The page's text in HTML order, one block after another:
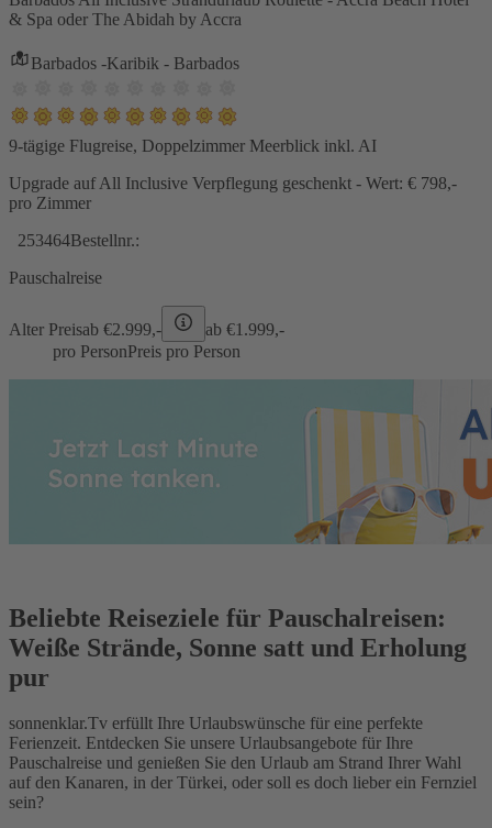
& Spa oder The Abidah by Accra
Barbados -Karibik - Barbados
9-tägige Flugreise, Doppelzimmer Meerblick inkl. AI
Upgrade auf All Inclusive Verpflegung geschenkt - Wert: € 798,-
pro Zimmer
253464Bestellnr.:
Pauschalreise
Alter Preisab €2.999,- ab €1.999,-
pro PersonPreis pro Person
Beliebte Reiseziele für Pauschalreisen:
Weiße Strände, Sonne satt und Erholung
pur
sonnenklar.Tv erfüllt Ihre Urlaubswünsche für eine perfekte
Ferienzeit. Entdecken Sie unsere Urlaubsangebote für Ihre
Pauschalreise und genießen Sie den Urlaub am Strand Ihrer Wahl
auf den Kanaren, in der Türkei, oder soll es doch lieber ein Fernziel
sein?